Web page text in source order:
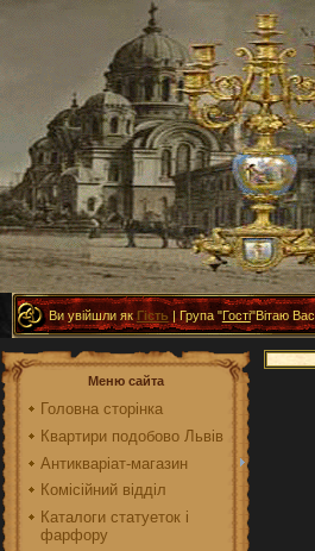
Ви увійшли як Гість|Група"Гості"Вітаю Вас
Меню сайта
Головна сторінка
Квартири подобово Львів
Антикваріат-магазин
Комісійний відділ
Каталоги статуеток і
фарфору